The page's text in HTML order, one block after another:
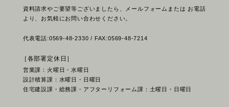
資料請求やご要望等ございましたら、メールフォームまたは お電話
より、お気軽にお問い合わせください。
代表電話:0569-48-2330 / FAX:0569-48-7214
［各部署定休日］
営業課：火曜日・水曜日
設計積算課：水曜日・日曜日
住宅建設課・総務課・アフターリフォーム課：土曜日・日曜日